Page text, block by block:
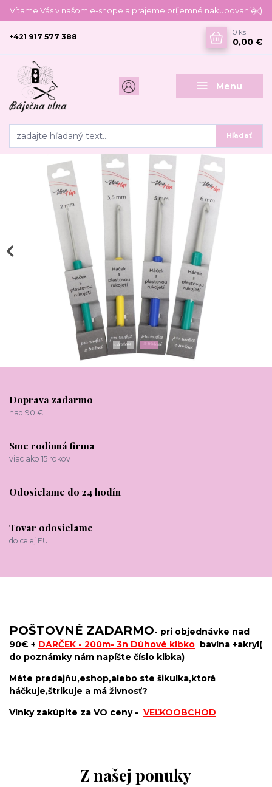
Vítame Vás v našom e-shope a prajeme príjemné nakupovanie :)
Menu
Hľadať
+421 917 577 388
0 ks
0,00 €
Doprava zadarmo
nad 90 €
Sme rodinná firma
viac ako 15 rokov
Odosielame do 24 hodín
Tovar odosielame
do celej EU
POŠTOVNÉ ZADARMO- pri objednávke nad
90€ + DARČEK - 200m- 3n Dúhové klbko bavlna +akryl(
do poznámky nám napíšte číslo klbka)
Máte predajňu,eshop,alebo ste šikulka,ktorá
háčkuje,štrikuje a má živnosť?
Vlnky zakúpite za VO ceny- VEĽKOOBCHOD
Z našej ponuky